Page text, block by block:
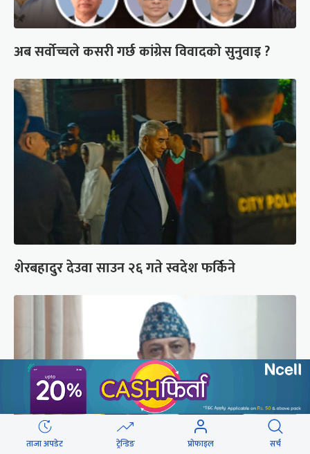
अब सर्वोच्चले कसरी गर्छ कांग्रेस विवादको सुनुवाइ ?
शेरबहादुर देउवा साउन २६ गते स्वदेश फर्किने
ताजा अपडेट ट्रेन्डिङ प्रोफाइल सर्च